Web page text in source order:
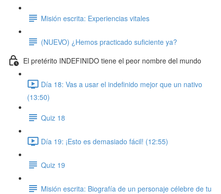
Misión escrita: Experiencias vitales
(NUEVO) ¿Hemos practicado suficiente ya?
El pretérito INDEFINIDO tiene el peor nombre del mundo
Día 18: Vas a usar el indefinido mejor que un nativo
(13:50)
Quiz 18
Día 19: ¡Esto es demasiado fácil! (12:55)
Quiz 19
Misión escrita: Biografía de un personaje célebre de tu